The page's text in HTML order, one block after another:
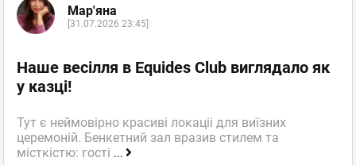
Мар'яна
[31.07.2026 23:45]
Наше весілля в Equides Club виглядало як
у казці!
Тут є неймовірно красиві локаціі для виїзних
церемоній. Бенкетний зал вразив стилем та
місткістю: гості ...